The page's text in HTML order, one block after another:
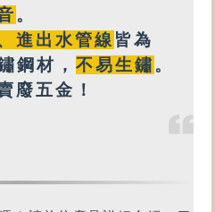
。
進出水管線 皆為
鋼材， 不易生鏽 。
廢五金！